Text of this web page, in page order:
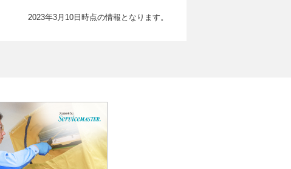
2023年3月10日時点の情報となります。